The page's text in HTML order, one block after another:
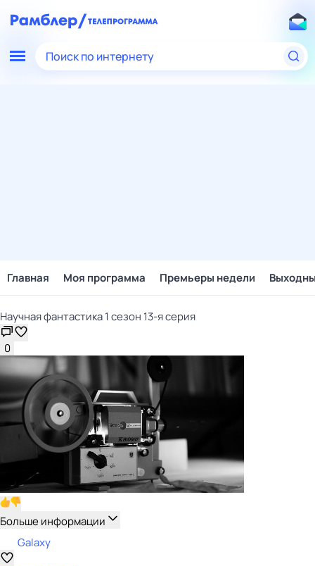
Поиск по интернету
Главная Моя программа Премьеры недели
Научная фантастика 1 сезон 13-я серия
0
Больше информации
Galaxy